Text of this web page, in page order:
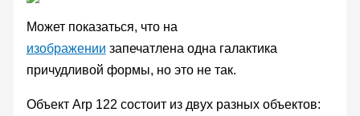
Может показаться, что на
изображении запечатлена одна галактика
причудливой формы, но это не так.
Объект Arp 122 состоит из двух разных объектов: